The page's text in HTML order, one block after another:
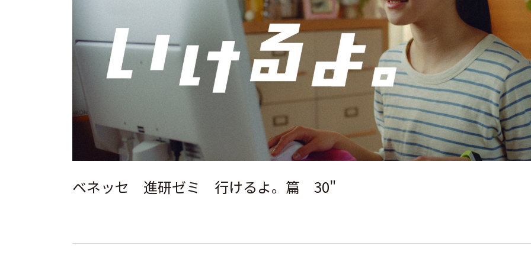
ベネッセ 進研ゼミ 行けるよ。篇 30"